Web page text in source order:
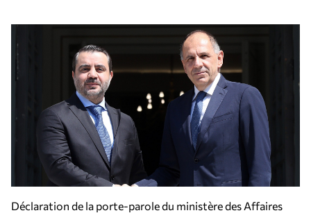
Déclaration de la porte-parole du ministère des Affaires